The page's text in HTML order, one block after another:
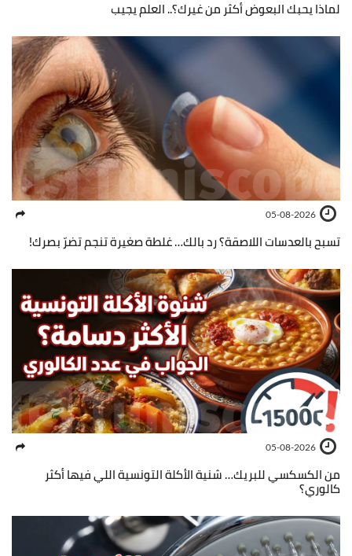
لماذا يحبك البعوض أكثر من غيرك؟.. العلم يجيب
05-08-2026
تسبح بالعدسات اللاصقة؟ رد بالك… غلطة صغيرة تنجم تضرّ بصرك!
05-08-2026
من الكسكسي للبريك… شنية الأكلة التونسية اللي فيها أكثر
كالوري؟